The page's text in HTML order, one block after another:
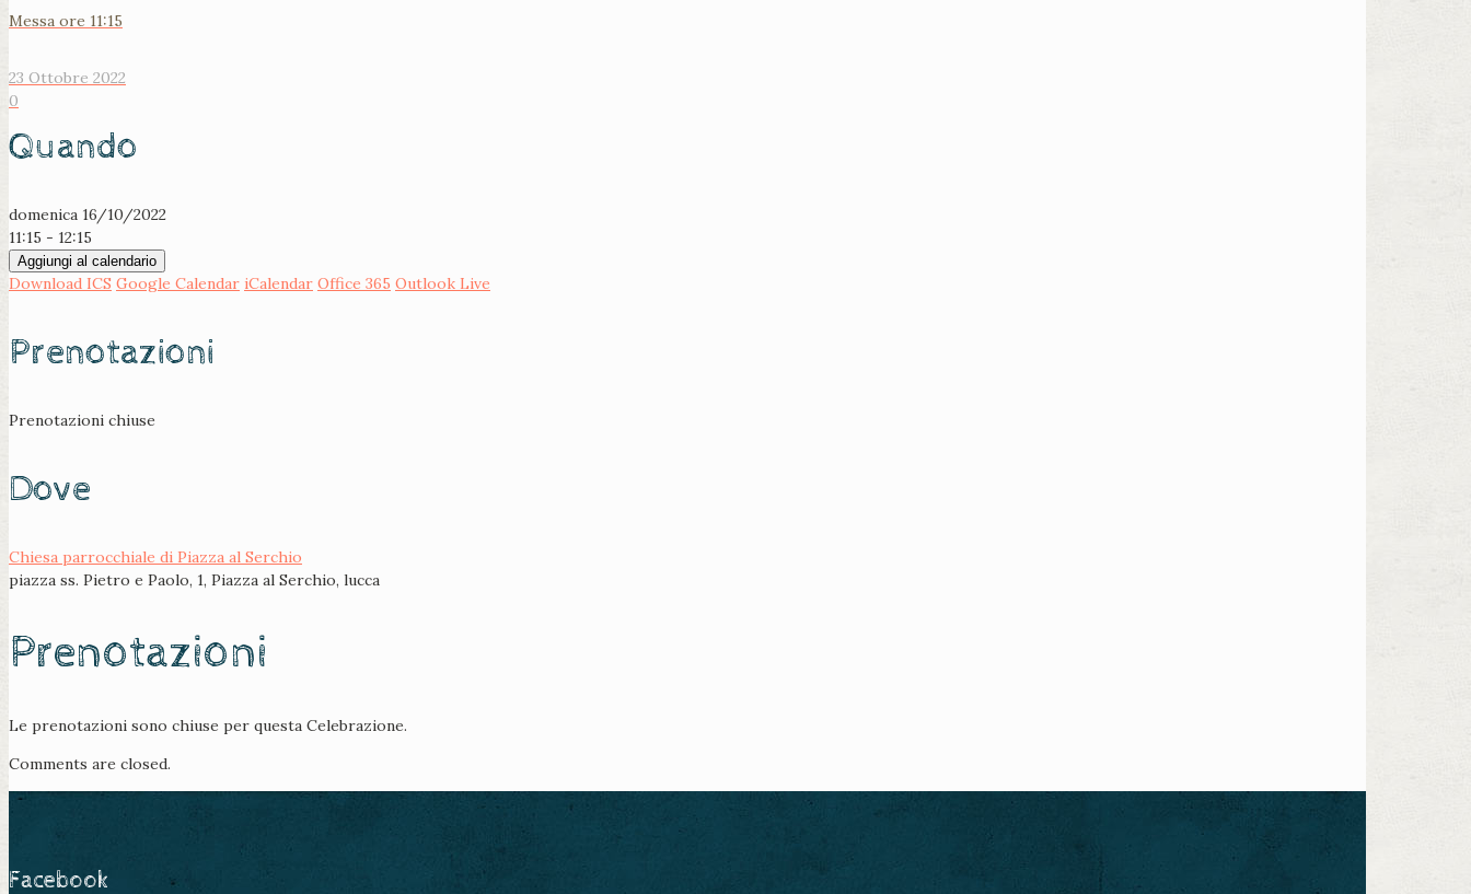
Messa ore 11:15
23 Ottobre 2022
0
Quando
domenica 16/10/2022
11:15 - 12:15
Aggiungi al calendario
Download ICS Google Calendar iCalendar Office 365 Outlook Live
Prenotazioni
Prenotazioni chiuse
Dove
Chiesa parrocchiale di Piazza al Serchio
piazza ss. Pietro e Paolo, 1, Piazza al Serchio, lucca
Prenotazioni
Le prenotazioni sono chiuse per questa Celebrazione.
Comments are closed.
Facebook